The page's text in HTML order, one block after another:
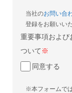
当社のお問い合
登録をお願いい
重要事項および
ついて ※
同意する
※本フォームで